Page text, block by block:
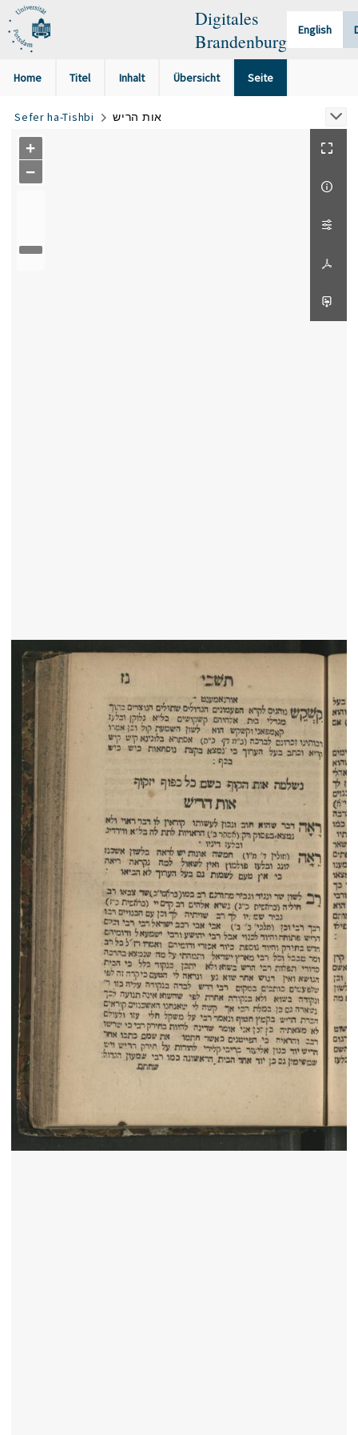
Digitales
Brandenburg
English
Home Titel Inhalt Übersicht Seite
Sefer ha-Tishbi אות הריש
+
−